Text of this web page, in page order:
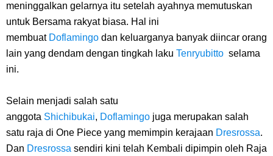
meninggalkan gelarnya itu setelah ayahnya memutuskan
untuk Bersama rakyat biasa. Hal ini
membuat Doflamingo dan keluarganya banyak diincar orang
lain yang dendam dengan tingkah laku Tenryubitto selama
ini.
Selain menjadi salah satu
anggota Shichibukai, Doflamingo juga merupakan salah
satu raja di One Piece yang memimpin kerajaan Dresrossa.
Dan Dresrossa sendiri kini telah Kembali dipimpin oleh Raja